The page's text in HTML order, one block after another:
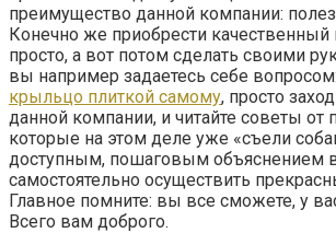
преимущество данной компании:
Конечно же приобрести качественный
просто, а вот потом сделать своими
вы например задаетесь себе вопросом:
крыльцо плиткой самому, просто
данной компании, и читайте советы от
которые на этом деле уже «съели
доступным, пошаговым объяснением
самостоятельно осуществить
Главное помните: вы все сможете, у
Всего вам доброго.